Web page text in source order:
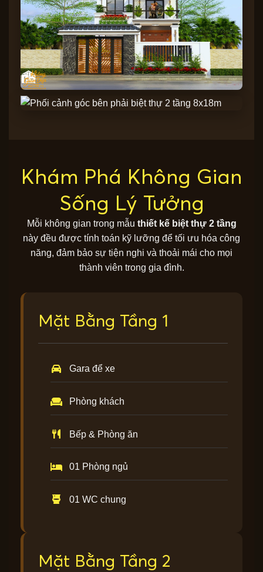
Khám Phá Không Gian
Sống Lý Tưởng
Mỗi không gian trong mẫu thiết kế biệt thự 2 tầng
này đều được tính toán kỹ lưỡng để tối ưu hóa công
năng, đảm bảo sự tiện nghi và thoải mái cho mọi
thành viên trong gia đình.
Mặt Bằng Tầng 1
Gara để xe
Phòng khách
Bếp & Phòng ăn
01 Phòng ngủ
01 WC chung
Mặt Bằng Tầng 2